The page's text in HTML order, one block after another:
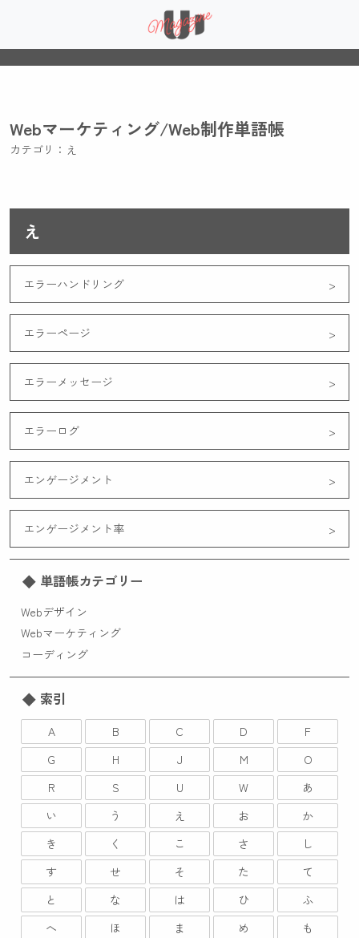
Webマーケティング/Web制作単語帳
カテゴリ：え
え
エラーハンドリング
エラーページ
エラーメッセージ
エラーログ
エンゲージメント
エンゲージメント率
単語帳カテゴリー
Webデザイン
Webマーケティング
コーディング
索引
A B C D
F
G
H J M
O
R
S U W
あ
い
う え お
か
き
く こ さ
し
す
せ そ た
て
と
な は ひ
ふ
へ
ほ ま め
も